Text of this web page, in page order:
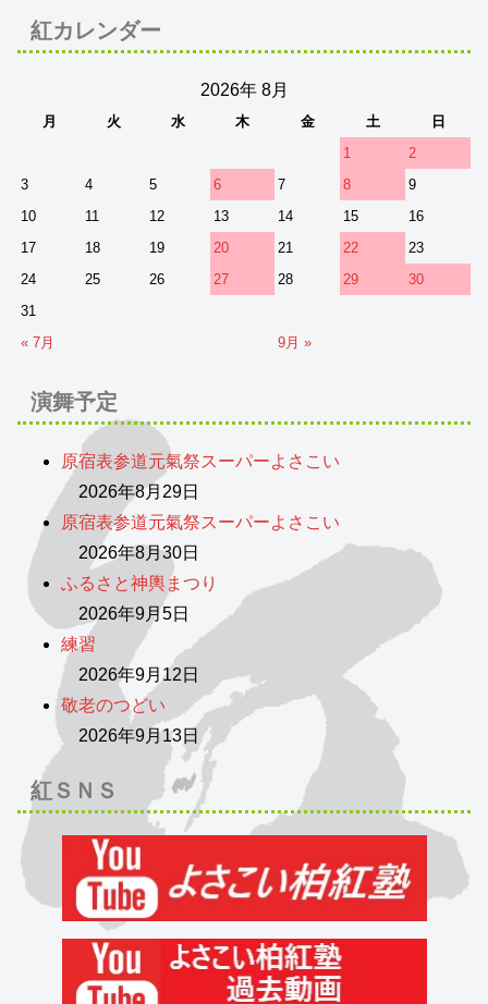
紅カレンダー
2026年 8月
月 火 水 木 金 土
日
1
2
3
4 5 6 7 8
9
10
11 12 13 14 15
16
17
18 19 20 21 22
23
24
25 26 27 28 29
30
31
« 7月
9月 »
演舞予定
原宿表参道元氣祭スーパーよさこい
2026年8月29日
原宿表参道元氣祭スーパーよさこい
2026年8月30日
ふるさと神輿まつり
2026年9月5日
練習
2026年9月12日
敬老のつどい
2026年9月13日
紅ＳＮＳ